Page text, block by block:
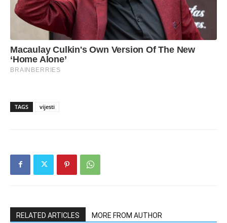
TAGS vijesti
RELATED ARTICLES MORE FROM AUTHOR